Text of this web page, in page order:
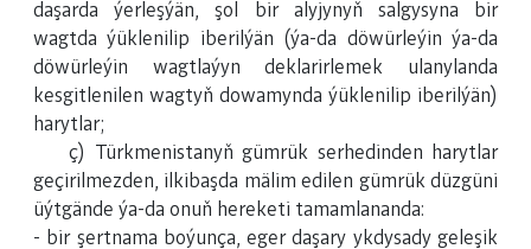
daşarda ýerleşýän, şol bir alyjynyň salgysyna bir
wagtda ýüklenilip iberilýän (ýa-da döwürleýin ýa-da
döwürleýin wagtlaýyn deklarirlemek ulanylanda
kesgitlenilen wagtyň dowamynda ýüklenilip iberilýän)
harytlar;
ç) Türkmenistanyň gümrük serhedinden harytlar
geçirilmezden, ilkibaşda mälim edilen gümrük düzgüni
üýtgände ýa-da onuň hereketi tamamlananda:
- bir şertnama boýunça, eger daşary ykdysady geleşik